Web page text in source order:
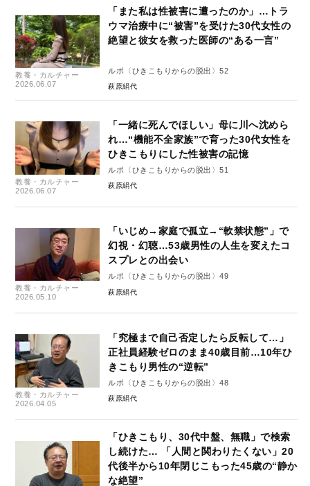
教養・カルチャー
2026.06.07
「また私は性被害に遭ったのか」…トラ
ウマ治療中に“被害”を受けた30代女性の
絶望と彼女を救った医師の“ある一言”
ルポ〈ひきこもりからの脱出〉52
萩原絹代
教養・カルチャー
2026.06.07
「一緒に死んでほしい」母に川へ沈めら
れ…“機能不全家族”で育った30代女性を
ひきこもりにした性被害の記憶
ルポ〈ひきこもりからの脱出〉51
萩原絹代
教養・カルチャー
2026.05.10
「いじめ→家庭で孤立→“軟禁状態”」で
幻視・幻聴…53歳男性の人生を変えたコ
スプレとの出会い
ルポ〈ひきこもりからの脱出〉49
萩原絹代
教養・カルチャー
2026.04.05
「究極まで自己否定したら反転して…」
正社員経験ゼロのまま40歳目前…10年ひ
きこもり男性の“逆転”
ルポ〈ひきこもりからの脱出〉48
萩原絹代
「ひきこもり、30代中盤、無職」で検索
し続けた… 「人間と関わりたくない」20
代後半から10年閉じこもった45歳の“静か
な絶望”